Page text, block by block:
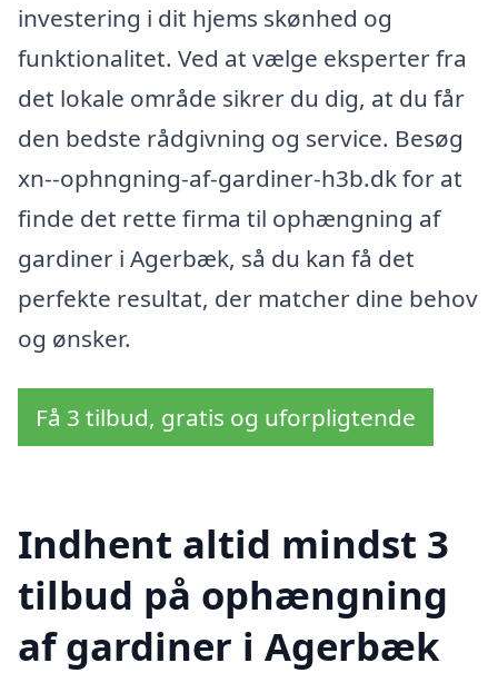
investering i dit hjems skønhed og
funktionalitet. Ved at vælge eksperter fra
det lokale område sikrer du dig, at du får
den bedste rådgivning og service. Besøg
xn--ophngning-af-gardiner-h3b.dk for at
finde det rette firma til ophængning af
gardiner i Agerbæk, så du kan få det
perfekte resultat, der matcher dine behov
og ønsker.
Få 3 tilbud, gratis og uforpligtende
Indhent altid mindst 3
tilbud på ophængning
af gardiner i Agerbæk